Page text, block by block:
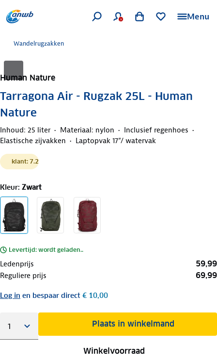
Menu
Wandelrugzakken
Human Nature
Tarragona Air - Rugzak 25L - Human
Nature
Inhoud: 25 liter Materiaal: nylon
Inclusief regenhoes
Elastische zijvakken
Laptopvak 17”/ watervak
klant: 7.2
Kleur: Zwart
Levertijd: wordt geladen..
Ledenprijs 59,99
Reguliere prijs 69,99
Log in en bespaar direct € 10,00
Plaats in winkelmand
Winkelvoorraad